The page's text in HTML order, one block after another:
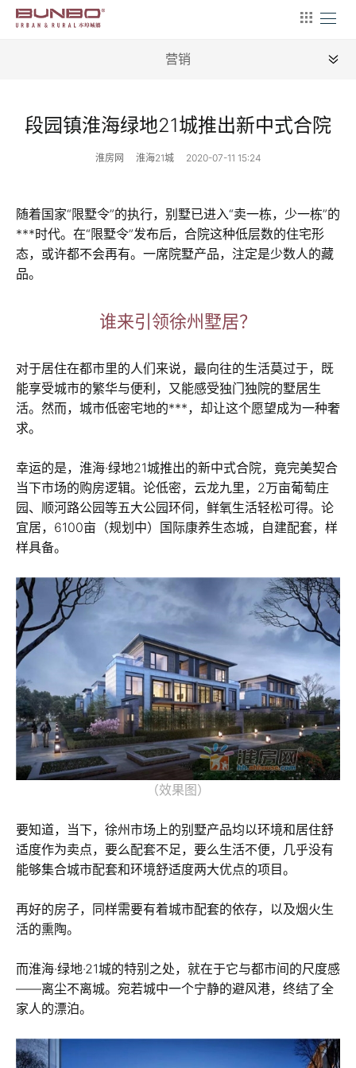
营销
新闻
地理
产业
段园镇淮海绿地21城推出新中式合院
淮房网 淮海21城 2020-07-11 15:24
随着国家“限墅令”的执行，别墅已进入“卖一栋，少一栋”的
***时代。在“限墅令”发布后，合院这种低层数的住宅形
态，或许都不会再有。一席院墅产品，注定是少数人的藏
品。
谁来引领徐州墅居？
对于居住在都市里的人们来说，最向往的生活莫过于，既
能享受城市的繁华与便利，又能感受独门独院的墅居生
活。然而，城市低密宅地的***，却让这个愿望成为一种奢
求。
幸运的是，淮海·绿地21城推出的新中式合院，竟完美契合
当下市场的购房逻辑。论低密，云龙九里，2万亩葡萄庄
园、顺河路公园等五大公园环伺，鲜氧生活轻松可得。论
宜居，6100亩（规划中）国际康养生态城，自建配套，样
样具备。
（效果图）
要知道，当下，徐州市场上的别墅产品均以环境和居住舒
适度作为卖点，要么配套不足，要么生活不便，几乎没有
能够集合城市配套和环境舒适度两大优点的项目。
再好的房子，同样需要有着城市配套的依存，以及烟火生
活的熏陶。
而淮海·绿地·21城的特别之处，就在于它与都市间的尺度感
——离尘不离城。宛若城中一个宁静的避风港，终结了全
家人的漂泊。